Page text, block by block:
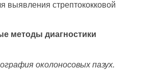
выявления стрептококковой
методы диагностики
околоносовых пазух.